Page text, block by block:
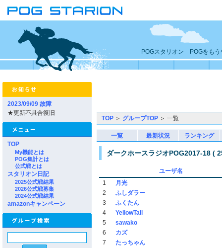
POGスタリオン POGをもう
2023/09/09 故障
★更新不具合復旧
TOP
My機能とは
POG集計とは
公式戦とは
スタリオン日記
2025公式戦結果
2026公式戦募集
2024公式戦結果
amazonキャンペーン
TOP ＞ グループTOP ＞ 一覧
一覧 最新状況 ランキング
ダークホースラジオPOG2017-18 (
ユーザ名
1
月光
2
ふしダラー
3
ふくたん
4
YellowTail
5
sawako
6
カズ
7
たっちゃん